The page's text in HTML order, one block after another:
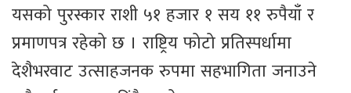
यसको पुरस्कार राशी ५१ हजार १ सय ११ रुपैयाँ र
प्रमाणपत्र रहेको छ । राष्ट्रिय फोटो प्रतिस्पर्धामा
देशैभरवाट उत्साहजनक रुपमा सहभागिता जनाउने